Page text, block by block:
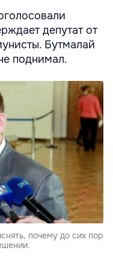
депутат от
Бутмалай
поднимал.
почему до сих пор